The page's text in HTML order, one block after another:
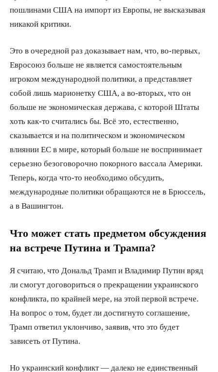
пошлинами США на импорт из Европы, не высказывая
никакой критики.
Это в очередной раз доказывает нам, что, во-первых,
Евросоюз больше не является самостоятельным
игроком международной политики, а представляет
собой лишь марионетку США, а во-вторых, что он
больше не экономическая держава, с которой Штаты
хоть как-то считались бы. Всё это, естественно,
сказывается и на политическом и экономическом
влиянии ЕС в мире, который больше не воспринимает
серьезно безоговорочно покорного вассала Америки.
Теперь, когда что-то необходимо обсудить,
международные политики обращаются не в Брюссель,
а в Вашингтон.
Что может стать предметом обсуждения
на встрече Путина и Трампа?
Я считаю, что Дональд Трамп и Владимир Путин вряд
ли смогут договориться о прекращении украинского
конфликта, по крайней мере, на этой первой встрече.
На вопрос о том, будет ли достигнуто соглашение,
Трамп ответил уклончиво, заявив, что это будет
зависеть от Путина.
Но украинский конфликт — далеко не единственный